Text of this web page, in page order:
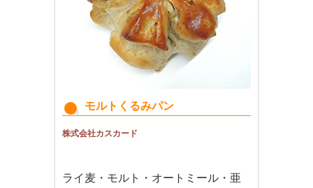
モルトくるみパン
株式会社カスカード
ライ麦・モルト・オートミール・亜